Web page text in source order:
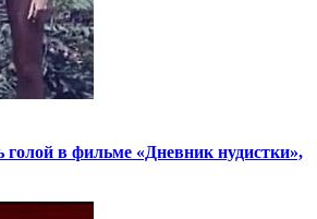
голой в фильме «Дневник нудистки»,